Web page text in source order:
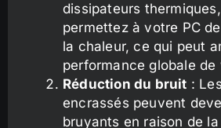
dissipateurs
permettez à votre PC
la chaleur, ce qui peut
performance globale
Réduction du bruit :
encrassés peuvent
bruyants en raison de